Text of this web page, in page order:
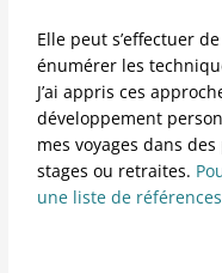
Elle peut s’effectuer
énumérer les
J’ai appris ces
développement
mes voyages dans
stages ou retraites.
une liste de